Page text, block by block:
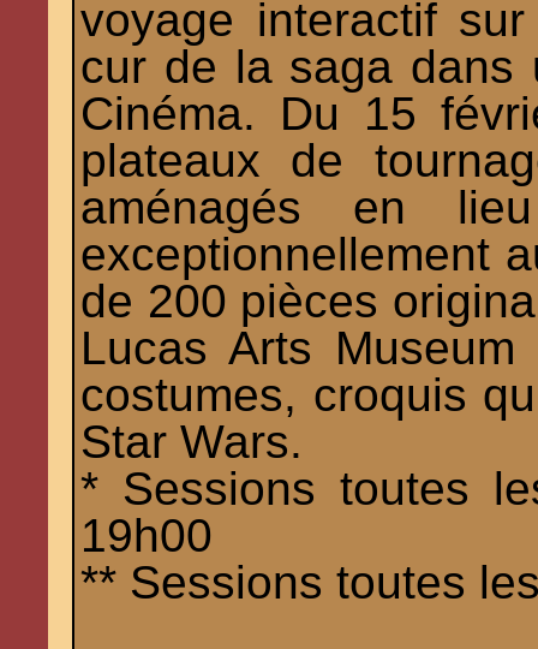
voyage interactif
cur de la saga
Cinéma. Du 15
plateaux de
aménagés en
exceptionnellement
de 200 pièces
Lucas Arts
costumes, croquis
Star Wars.
* Sessions toutes
19h00
** Sessions toutes